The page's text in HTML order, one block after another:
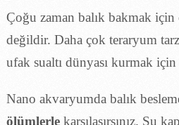
Çoğu zaman balık bakmak
değildir. Daha çok teraryum
ufak sualtı dünyası kurmak için
Nano akvaryumda balık
ölümlerlekarşılaşırsınız. Su